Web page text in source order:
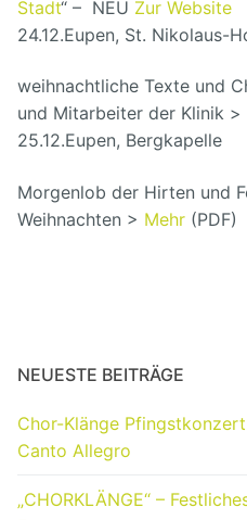
Stadt“ – NEU Zur Website
24.12.Eupen, St. Nikolaus-
weihnachtliche Texte und
und Mitarbeiter der Klinik >
25.12.Eupen, Bergkapelle
Morgenlob der Hirten und
Weihnachten > Mehr (PDF)
NEUESTE BEITRÄGE
Chor-Klänge
Canto Allegro
„CHORKLÄNGE“ –